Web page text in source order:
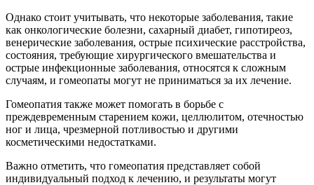
Однако стоит учитывать, что некоторые заболевания, такие
как онкологические болезни, сахарный диабет, гипотиреоз,
венерические заболевания, острые психические расстройства,
состояния, требующие хирургического вмешательства и
острые инфекционные заболевания, относятся к сложным
случаям, и гомеопаты могут не приниматься за их лечение.
Гомеопатия также может помогать в борьбе с
преждевременным старением кожи, целлюлитом, отечностью
ног и лица, чрезмерной потливостью и другими
косметическими недостатками.
Важно отметить, что гомеопатия представляет собой
индивидуальный подход к лечению, и результаты могут